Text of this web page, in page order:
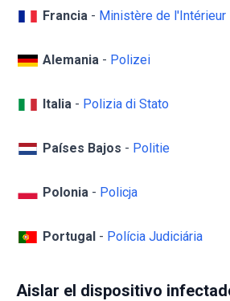
Francia - Ministère de l'Intérieur
Alemania - Polizei
Italia - Polizia di Stato
Países Bajos - Politie
Polonia - Policja
Portugal - Polícia Judiciária
Aislar el dispositivo